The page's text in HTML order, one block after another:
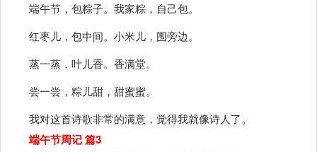
端午节，包粽子。我家粽，自己包。
红枣儿，包中间。小米儿，围旁边。
蒸一蒸，叶儿香。香满堂。
尝一尝，粽儿甜，甜蜜蜜。
我对这首诗歌非常的满意，觉得我就像诗人了。
端午节周记 篇3